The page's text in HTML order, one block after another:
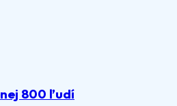
800 ľudí